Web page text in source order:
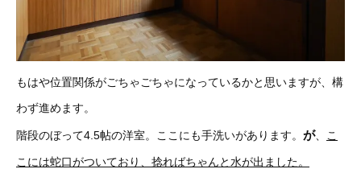
もはや位置関係がごちゃごちゃになっているかと思いますが、構
わず進めます。
階段のぼって4.5帖の洋室。 ここにも手洗いがあります。 が、 こ
こには蛇口がついており、捻ればちゃんと水が出ました。